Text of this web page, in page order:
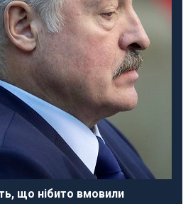
що нібито вмовили